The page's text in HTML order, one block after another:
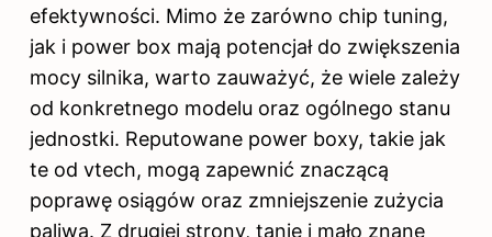
efektywności. Mimo że zarówno chip tuning,
jak i power box mają potencjał do zwiększenia
mocy silnika, warto zauważyć, że wiele zależy
od konkretnego modelu oraz ogólnego stanu
jednostki. Reputowane power boxy, takie jak
te od vtech, mogą zapewnić znaczącą
poprawę osiągów oraz zmniejszenie zużycia
paliwa. Z drugiej strony, tanie i mało znane